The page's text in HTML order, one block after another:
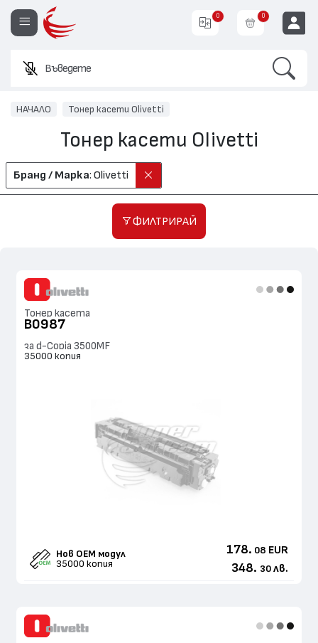
Въведете име или
0 0
НАЧАЛО Тонер касети Olivetti
Тонер касети Olivetti
Бранд / Марка: Olivetti
ФИЛТРИРАЙ
Тонер касета
B0987
за d-Copia 3500MF
35000 копия
Нов ОЕМ модул
35000 копия
178. 08 EUR
348. 30 лв.